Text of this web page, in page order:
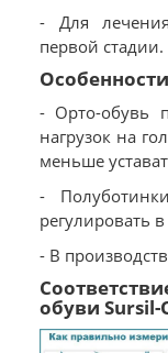
- Для
первой стадии.
Особенности
- Орто-обувь
нагрузок на
меньше
-
регулировать
- В
обуви